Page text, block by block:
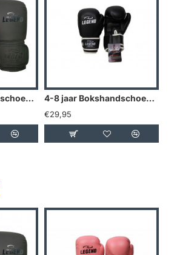
4-8 jaar Bokshandschoenen kind Mat Zwart - Maat: 6oz 4-8 jaar Bokshandschoenen kind Zwart - Maat: 6oz
€29,95